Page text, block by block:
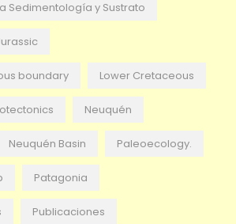
Sedimentología y Sustrato
boundary Lower Cretaceous
Neuquén
Neuquén Basin Paleoecology.
Patagonia
Publicaciones